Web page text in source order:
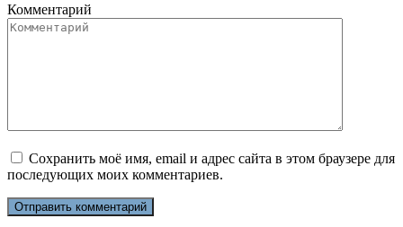
Комментарий
Сохранить моё имя, email и адрес сайта в этом браузере для
последующих моих комментариев.